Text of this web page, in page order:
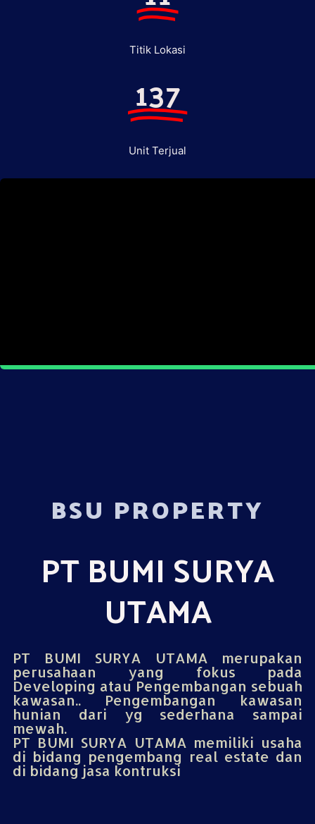
Titik Lokasi
137
Unit Terjual
BSU PROPERTY
PT BUMI SURYA
UTAMA
PT BUMI SURYA UTAMA merupakan
perusahaan yang fokus pada
Developing atau Pengembangan sebuah
kawasan.. Pengembangan kawasan
hunian dari yg sederhana sampai
mewah.
PT BUMI SURYA UTAMA memiliki usaha
di bidang pengembang real estate dan
di bidang jasa kontruksi